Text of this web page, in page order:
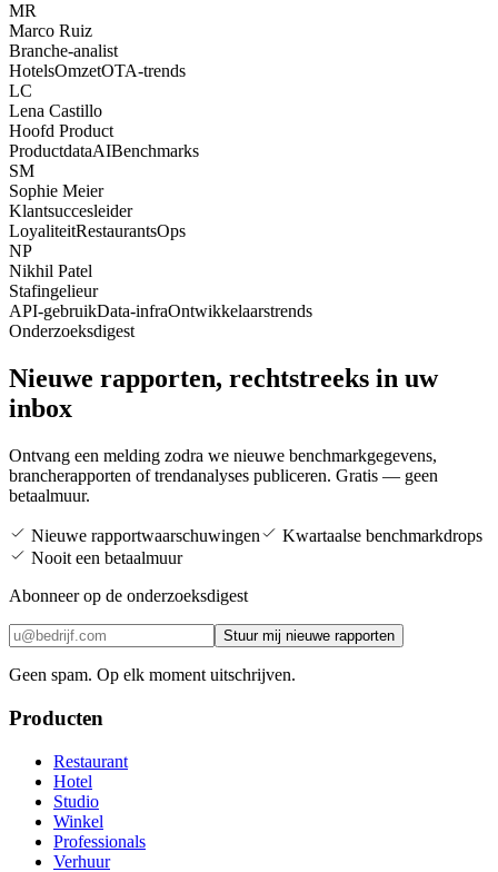
MR
Marco Ruiz
Branche-analist
HotelsOmzetOTA-trends
LC
Lena Castillo
Hoofd Product
ProductdataAIBenchmarks
SM
Sophie Meier
Klantsuccesleider
LoyaliteitRestaurantsOps
NP
Nikhil Patel
Stafingelieur
API-gebruikData-infraOntwikkelaarstrends
Onderzoeksdigest
Nieuwe rapporten, rechtstreeks in uw
inbox
Ontvang een melding zodra we nieuwe benchmarkgegevens,
brancherapporten of trendanalyses publiceren. Gratis — geen
betaalmuur.
Nieuwe rapportwaarschuwingen
Kwartaalse benchmarkdrops
Nooit een betaalmuur
Abonneer op de onderzoeksdigest
Stuur mij nieuwe rapporten
Geen spam. Op elk moment uitschrijven.
Producten
Restaurant
Hotel
Studio
Winkel
Professionals
Verhuur